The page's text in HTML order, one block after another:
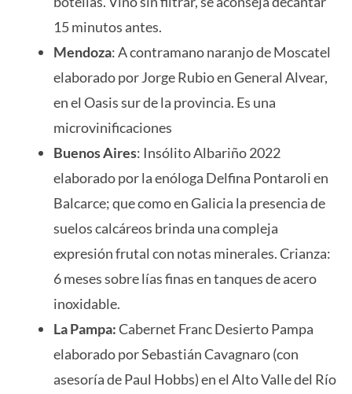
15 minutos antes.
Mendoza: A contramano naranjo de Moscatel
elaborado por Jorge Rubio en General Alvear,
en el Oasis sur de la provincia. Es una
microvinificaciones
Buenos Aires: Insólito Albariño 2022
elaborado por la enóloga Delfina Pontaroli en
Balcarce; que como en Galicia la presencia de
suelos calcáreos brinda una compleja
expresión frutal con notas minerales. Crianza:
6 meses sobre lías finas en tanques de acero
inoxidable.
La Pampa:Cabernet Franc Desierto Pampa
elaborado por Sebastián Cavagnaro (con
asesoría de Paul Hobbs) en el Alto Valle del Río